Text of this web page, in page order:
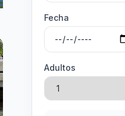
Fecha
Adultos